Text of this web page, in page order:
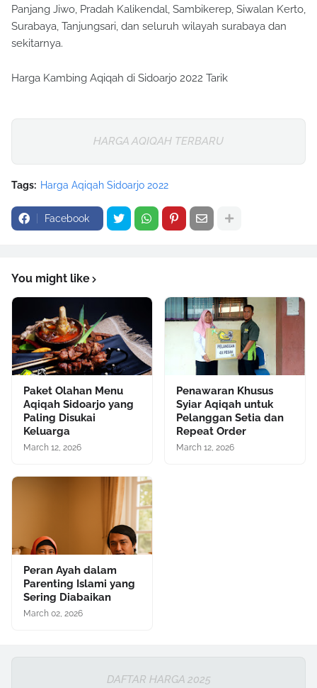
Panjang Jiwo, Pradah Kalikendal, Sambikerep, Siwalan Kerto,
Surabaya, Tanjungsari, dan seluruh wilayah surabaya dan
sekitarnya.
Harga Kambing Aqiqah di Sidoarjo 2022 Tarik
HARGA AQIQAH TERBARU
Tags: Harga Aqiqah Sidoarjo 2022
Facebook
You might like
Paket Olahan Menu
Aqiqah Sidoarjo yang
Paling Disukai
Keluarga
March 12, 2026
Penawaran Khusus
Syiar Aqiqah untuk
Pelanggan Setia dan
Repeat Order
March 12, 2026
Peran Ayah dalam
Parenting Islami yang
Sering Diabaikan
March 02, 2026
DAFTAR HARGA 2025